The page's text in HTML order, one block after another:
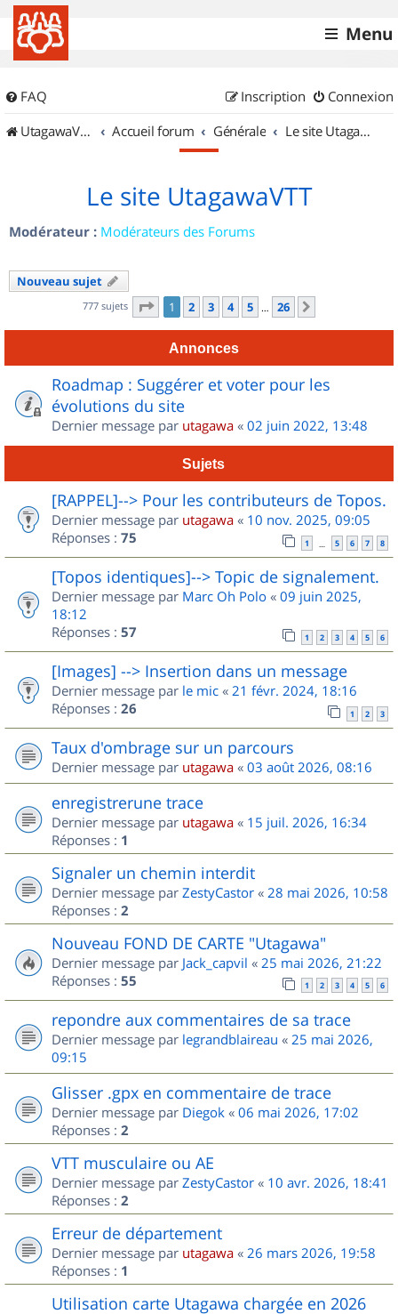
Menu
FAQ Connexion
Inscription
UtagawaVTT (Randos VTT et VTTAE avec traces GPS)
Accueil forum Générale Le site UtagawaVTT
Le site UtagawaVTT
Modérateur : Modérateurs des Forums
Nouveau sujet
777 sujets Page 1sur
1 2 3 4 5 … 26
Annonces
Roadmap : Suggérer et voter pour les
évolutions du site
Dernier message par utagawa « 02 juin 2022, 13:48
Sujets
[RAPPEL]--> Pour les contributeurs de Topos.
Dernier message par utagawa « 10 nov. 2025, 09:05
Réponses : 75 1 … 5 6 7 8
[Topos identiques]--> Topic de signalement.
Dernier message par Marc Oh Polo « 09 juin 2025,
18:12
Réponses : 57 1 2 3 4 5 6
[Images] --> Insertion dans un message
Dernier message par le mic « 21 févr. 2024, 18:16
Réponses : 26 1 2 3
Taux d'ombrage sur un parcours
Dernier message par utagawa « 03 août 2026, 08:16
enregistrerune trace
Dernier message par utagawa « 15 juil. 2026, 16:34
Réponses : 1
Signaler un chemin interdit
Dernier message par ZestyCastor « 28 mai 2026, 10:58
Réponses : 2
Nouveau FOND DE CARTE "Utagawa"
Dernier message par Jack_capvil « 25 mai 2026, 21:22
Réponses : 55 1 2 3 4 5 6
repondre aux commentaires de sa trace
Dernier message par legrandblaireau « 25 mai 2026,
09:15
Glisser .gpx en commentaire de trace
Dernier message par Diegok « 06 mai 2026, 17:02
Réponses : 2
VTT musculaire ou AE
Dernier message par ZestyCastor « 10 avr. 2026, 18:41
Réponses : 2
Erreur de département
Dernier message par utagawa « 26 mars 2026, 19:58
Réponses : 1
Utilisation carte Utagawa chargée en 2026